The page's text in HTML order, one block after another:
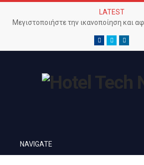
LATEST
Facebook
TwitterLinkedIn
NAVIGATE